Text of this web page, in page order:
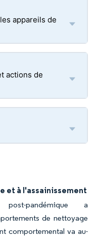
appareils de
actions de
et à l'assainissement
pandémique a
de nettoyage
comportemental va au-